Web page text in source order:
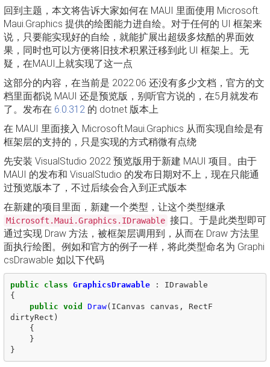
回到主题，本文将告诉大家如何在 MAUI 里面使用 Microsoft.
Maui.Graphics 提供的绘图能力进自绘。对于任何的 UI 框架来
说，只要能实现好的自绘，就能扩展出超级多炫酷的界面效
果，同时也可以方便将旧技术积累迁移到此 UI 框架上。无
疑，在MAUI上就实现了这一点
这部分的内容，在当前是 2022.06 还没有多少文档，官方的文
档里面都说 MAUI 还是预览版，别听官方说的，在5月就发布
了。发布在 6.0.312 的 dotnet 版本上
在 MAUI 里面接入 Microsoft.Maui.Graphics 从而实现自绘是有
框架层的支持的，只是实现的方式稍微有点绕
先安装 VisualStudio 2022 预览版用于新建 MAUI 项目。由于
MAUI 的发布和 VisualStudio 的发布日期对不上，现在只能通
过预览版本了，不过后续会合入到正式版本
在新建的项目里面，新建一个类型，让这个类型继承
Microsoft.Maui.Graphics.IDrawable 接口。于是此类型即可
通过实现 Draw 方法，被框架层调用到，从而在 Draw 方法里
面执行绘图。例如和官方的例子一样，将此类型命名为 Graphi
csDrawable 如以下代码
public class GraphicsDrawable :
IDrawable
{
public void Draw( ICanvas canvas ,
RectF
dirtyRect )
{
}
}